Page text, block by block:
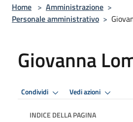
Home > Amministrazione >
Personale amministrativo >
Giovanna
Condividi Vedi azioni
INDICE DELLA PAGINA